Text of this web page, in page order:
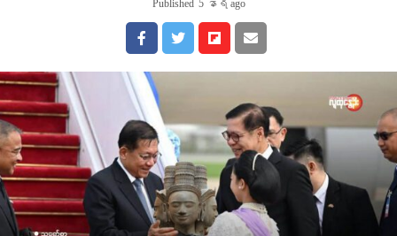
Published 5 နာရီ ago